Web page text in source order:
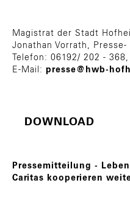
Magistrat der Stadt
Jonathan Vorrath,
Telefon: 06192/ 202 -
E-Mail: presse@hwb-
DOWNLOAD
Pressemitteilung -
Caritas kooperieren